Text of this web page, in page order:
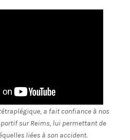
a fait confiance à nos
sur Reims, lui permettant de
liées à son accident.